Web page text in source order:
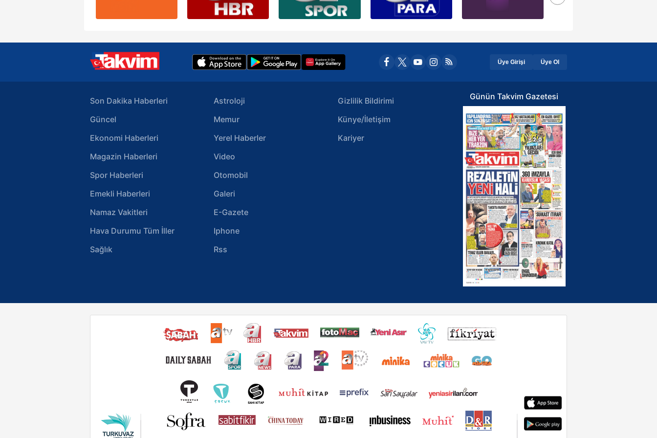
Üye Girişi Üye Ol
Son Dakika Haberleri
Güncel
Ekonomi Haberleri
Magazin Haberleri
Spor Haberleri
Emekli Haberleri
Namaz Vakitleri
Hava Durumu Tüm İller
Sağlık
Astroloji
Memur
Yerel Haberler
Video
Otomobil
Galeri
E-Gazete
Iphone
Rss
Gizlilik Bildirimi
Künye/İletişim
Kariyer
Günün Takvim Gazetesi